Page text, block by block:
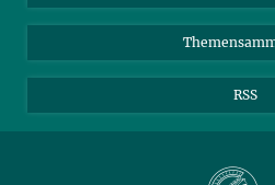
RSS